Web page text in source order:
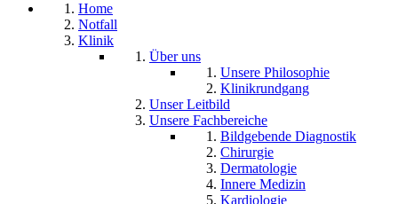
Home
Notfall
Klinik
Über uns
Unsere Philosophie
Klinikrundgang
Unser Leitbild
Unsere Fachbereiche
Bildgebende Diagnostik
Chirurgie
Dermatologie
Innere Medizin
Kardiologie